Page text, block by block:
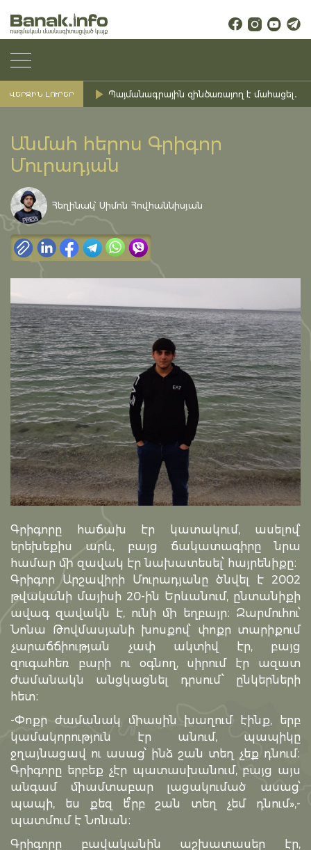
ՎԵՐՋԻՆ ԼՈՒՐԵՐ Պայմանագրային զինծառայող է մահացել․
Անմահ հերոս Գրիգոր
Մուրադյան
Հեղինակ՝ Սիմոն Հովհաննիսյան
Գրիգորը հաճախ էր կատակում, ասելով՝
երեխեքիս արև, բայց ճակատագիրը նրա
համար մի զավակ էր նախատեսել՝ հայրենիքը։
Գրիգոր Արշավիրի Մուրադյանը ծնվել է 2002
թվականի մայիսի 20-ին Երևանում, ընտանիքի
ավագ զավակն է, ունի մի եղբայր։ Զարմուհու՝
Նոնա Թովմասյանի խոսքով՝ փոքր տարիքում
չարաճճիության չափ ակտիվ էր, բայց
զուգահեռ բարի ու օգնող, սիրում էր ազատ
ժամանակն անցկացնել դրսում՝ ընկերների
հետ։
-Փոքր ժամանակ միասին խաղում էինք, երբ
կամակորություն էր անում, պապիկը
ջղայնացավ ու ասաց՝ ինձ շան տեղ չեք դնում։
Գրիգորը երբեք չէր պատասխանում, բայց այս
անգամ միամտաբար լացակումած ասաց՝
պապի, ես քեզ ե՞րբ շան տեղ չեմ դնում»,-
պատմում է Նոնան։
Գրիգորը բավականին աշխատասեր էր,